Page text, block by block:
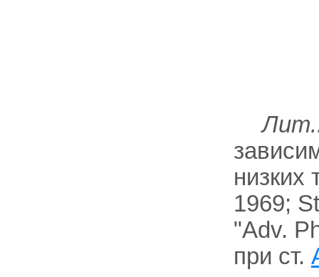
низких
1969;
"Adv.
при ст.